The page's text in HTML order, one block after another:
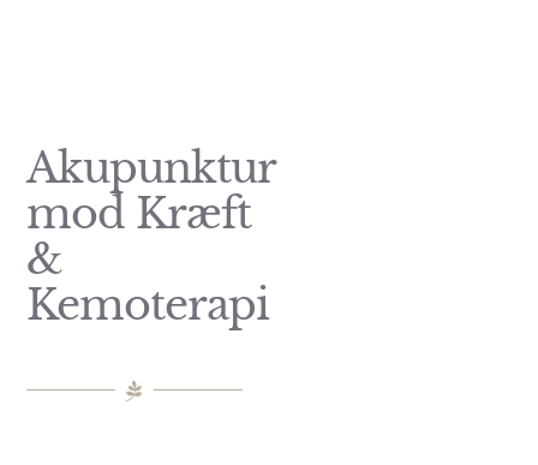
Akupunktur
mod Kræft
&
Kemoterapi